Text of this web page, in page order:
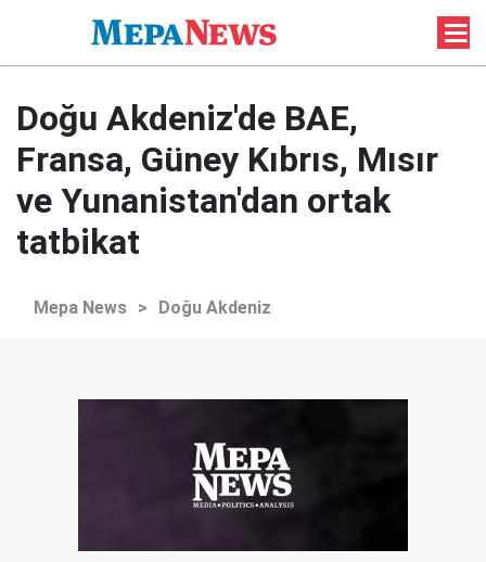
Doğu Akdeniz'de BAE,
Fransa, Güney Kıbrıs, Mısır
ve Yunanistan'dan ortak
tatbikat
Mepa News > Doğu Akdeniz